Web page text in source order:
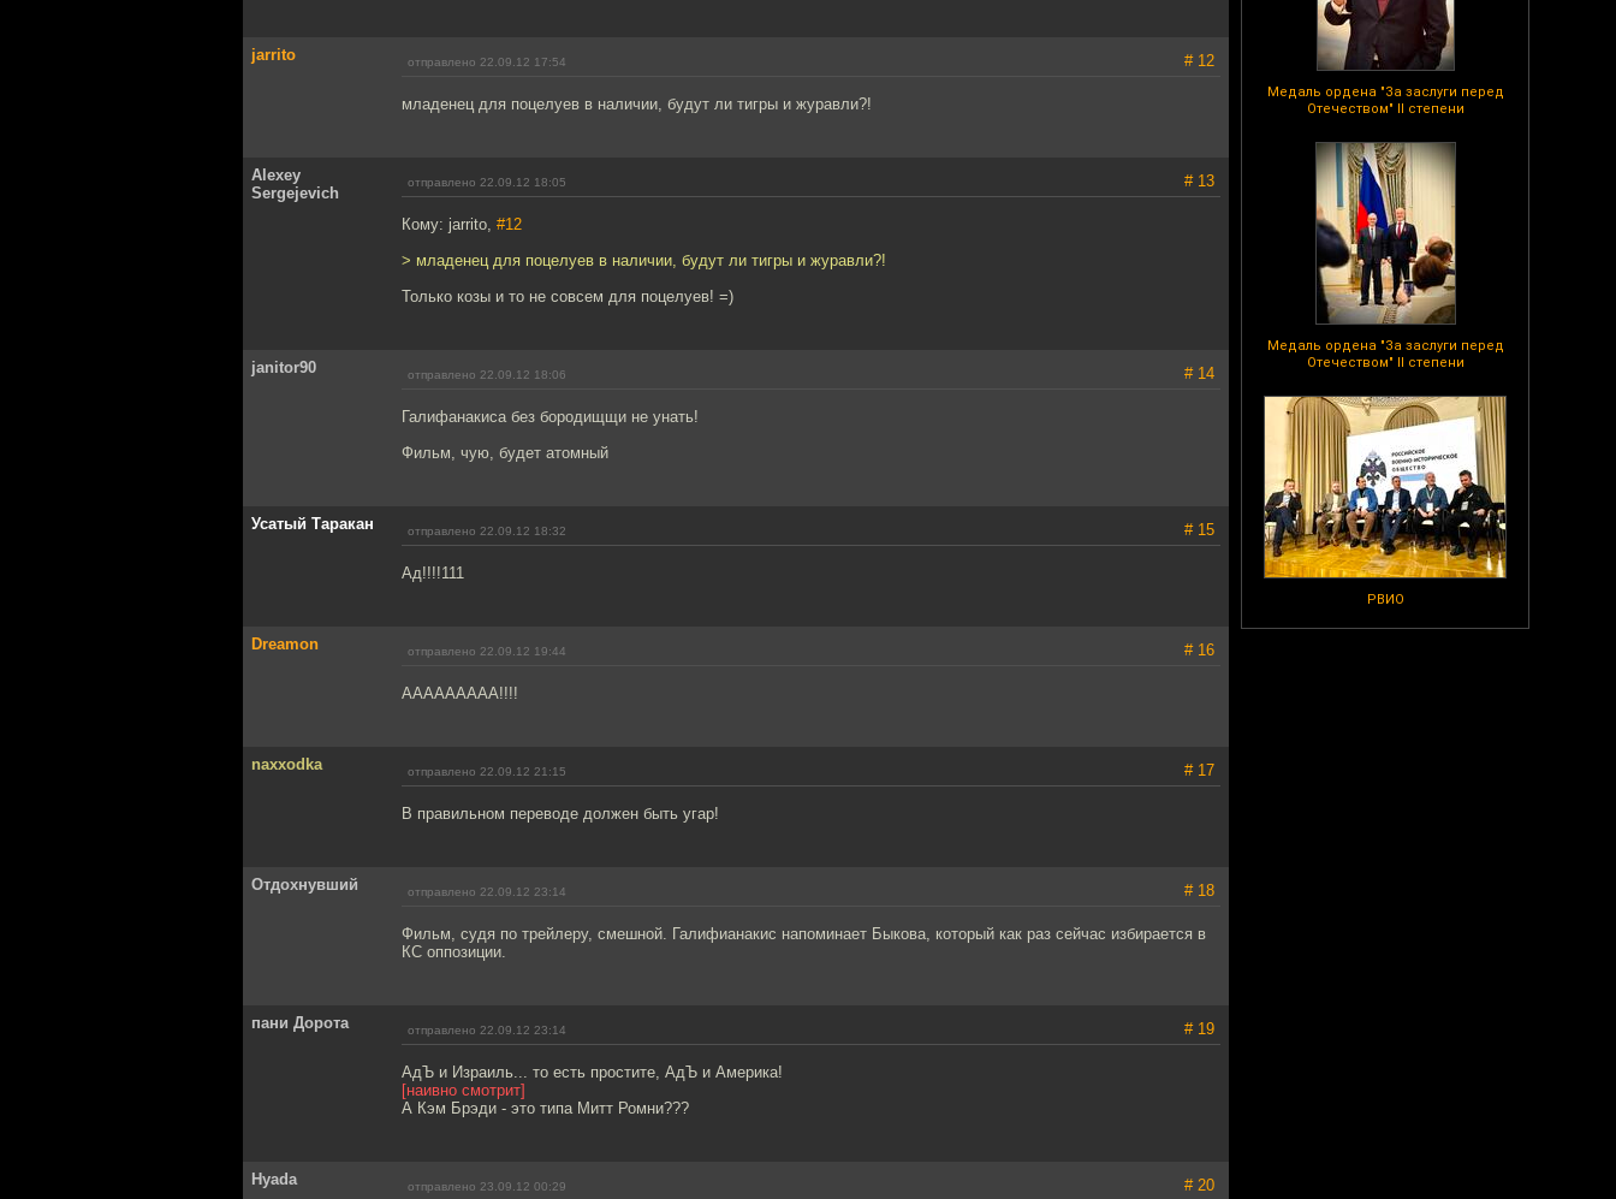
Медаль ордена "За заслуги перед
Отечеством" II степени
Медаль ордена "За заслуги перед
Отечеством" II степени
РВИО
jarrito отправлено 22.09.12 17:54 # 12
младенец для поцелуев в наличии, будут ли тигры и журавли?!
Alexey
Sergejevich
отправлено 22.09.12 18:05 # 13
Кому: jarrito, #12
> младенец для поцелуев в наличии, будут ли тигры и журавли?!
Только козы и то не совсем для поцелуев! =)
janitor90 отправлено 22.09.12 18:06 # 14
Галифанакиса без бородищщи не унать!
Фильм, чую, будет атомный
Усатый Таракан отправлено 22.09.12 18:32 # 15
Ад!!!!111
Dreamon отправлено 22.09.12 19:44 # 16
ААААААААА!!!!
naxxodka отправлено 22.09.12 21:15 # 17
В правильном переводе должен быть угар!
Отдохнувший отправлено 22.09.12 23:14 # 18
Фильм, судя по трейлеру, смешной. Галифианакис напоминает Быкова, который как раз сейчас избирается в
КС оппозиции.
пани Дорота отправлено 22.09.12 23:14 # 19
АдЪ и Израиль... то есть простите, АдЪ и Америка!
[наивно смотрит]
А Кэм Брэди - это типа Митт Ромни???
Hyada отправлено 23.09.12 00:29 # 20